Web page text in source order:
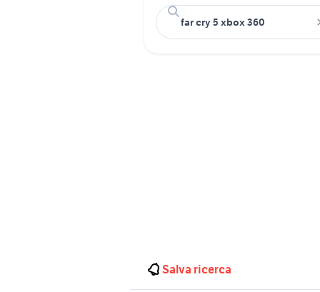
Salva ricerca